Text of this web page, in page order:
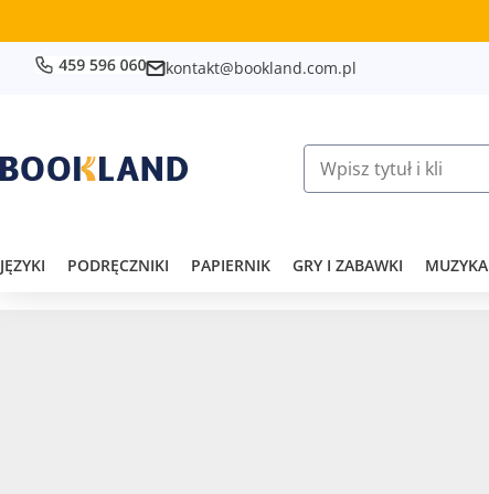
kontakt@bookland.com.pl
JĘZYKI PODRĘCZNIKI PAPIERNIK GRY I ZABAWKI MUZYKA